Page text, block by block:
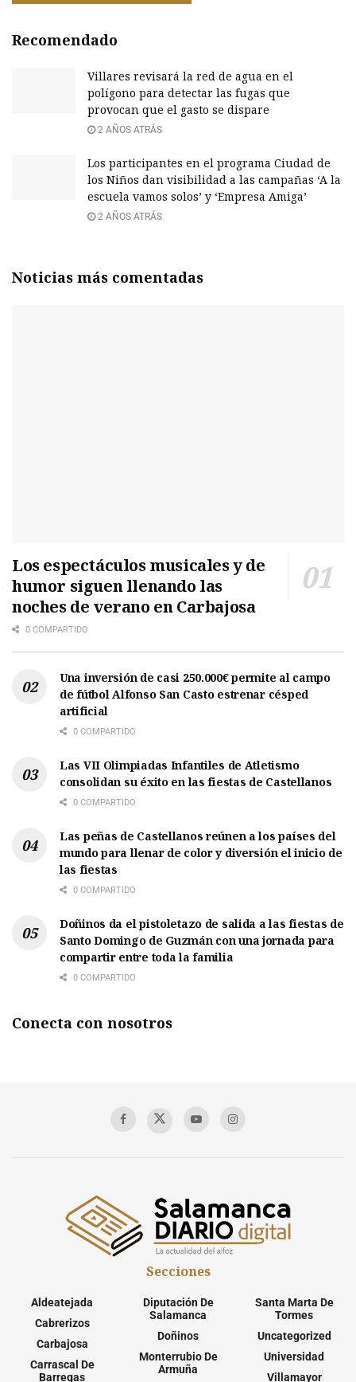
Recomendado
Villares revisará la red de agua en el
polígono para detectar las fugas que
provocan que el gasto se dispare
2 AÑOS ATRÁS
Los participantes en el programa Ciudad de
los Niños dan visibilidad a las campañas ‘A la
escuela vamos solos’ y ‘Empresa Amiga’
2 AÑOS ATRÁS
Noticias más comentadas
Los espectáculos musicales y de
humor siguen llenando las
noches de verano en Carbajosa
0 COMPARTIDO
Una inversión de casi 250.000€ permite al campo
de fútbol Alfonso San Casto estrenar césped
artificial
0 COMPARTIDO
Las VII Olimpiadas Infantiles de Atletismo
consolidan su éxito en las fiestas de Castellanos
0 COMPARTIDO
Las peñas de Castellanos reúnen a los países del
mundo para llenar de color y diversión el inicio de
las fiestas
0 COMPARTIDO
Doñinos da el pistoletazo de salida a las fiestas de
Santo Domingo de Guzmán con una jornada para
compartir entre toda la familia
0 COMPARTIDO
Conecta con nosotros
Secciones
Aldeatejada
Cabrerizos
Carbajosa
Carrascal De
Barregas
Diputación De
Salamanca
Doñinos
Monterrubio De
Armuña
Santa Marta De
Tormes
Uncategorized
Universidad
Villamayor